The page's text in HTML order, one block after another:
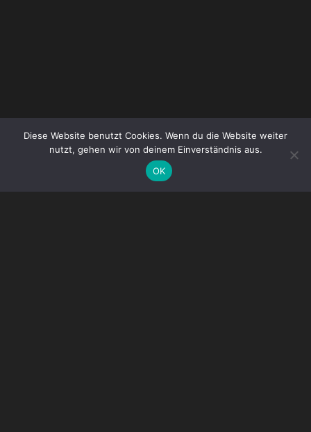
Diese Website benutzt Cookies. Wenn du die Website weiter
nutzt, gehen wir von deinem Einverständnis aus.
OK